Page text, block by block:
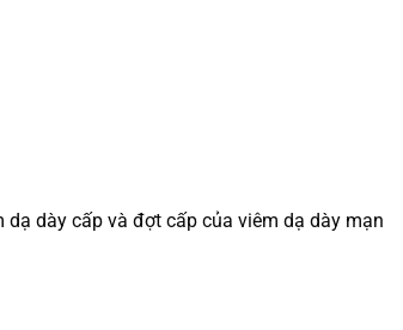
dày cấp và đợt cấp của viêm dạ dày mạn